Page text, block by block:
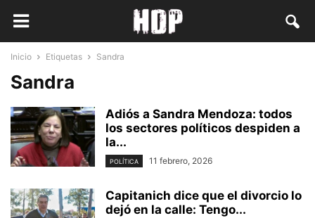
Inicio Etiquetas Sandra
Sandra
Adiós a Sandra Mendoza: todos
los sectores políticos despiden a
la...
POLÍTICA 11 febrero, 2026
Capitanich dice que el divorcio lo
dejó en la calle: Tengo...